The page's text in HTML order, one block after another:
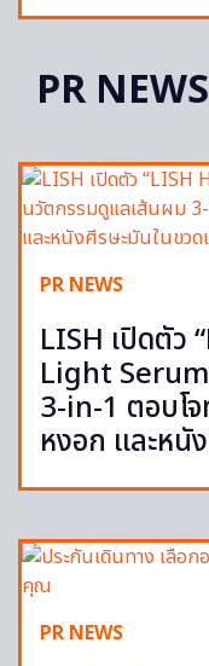
PR NEWS
PR NEWS
LISH เปิดตัว
Light
3-in-1 ตอบโ
หงอก และหนั
PR NEWS